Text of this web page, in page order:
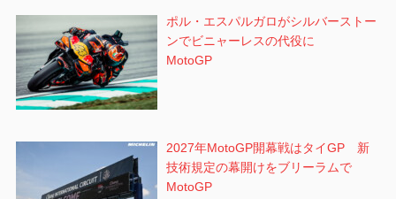
ポル・エスパルガロがシルバーストー
ンでビニャーレスの代役に
MotoGP
2027年MotoGP開幕戦はタイGP 新
技術規定の幕開けをブリーラムで
MotoGP